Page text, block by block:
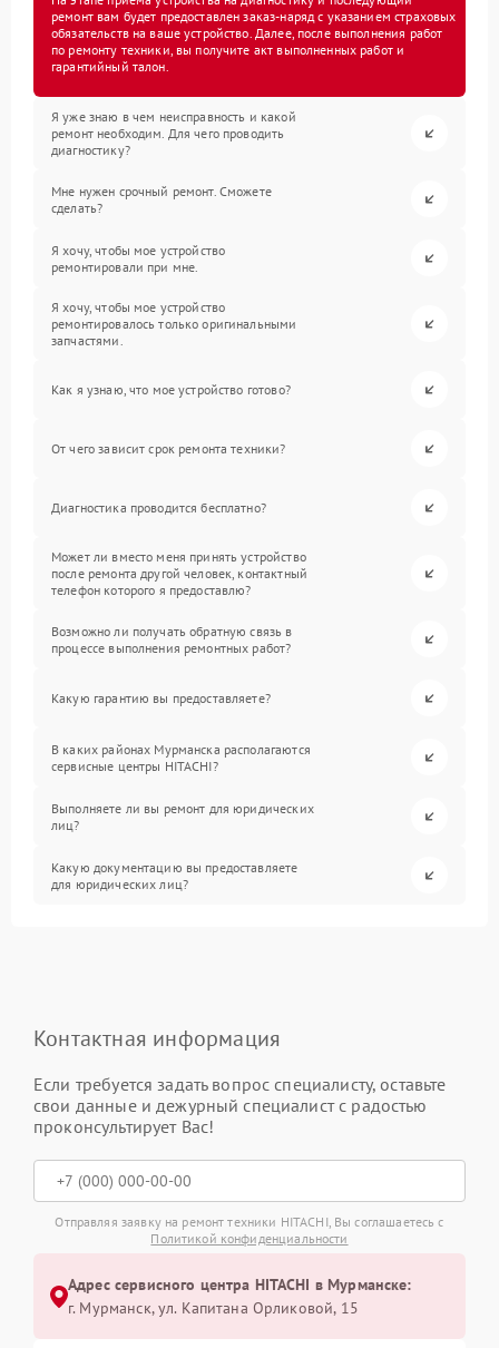
ремонт вам будет предоставлен заказ-наряд с указанием страховых
обязательств на ваше устройство. Далее, после выполнения работ
по ремонту техники, вы получите акт выполненных работ и
гарантийный талон.
Я уже знаю в чем неисправность и какой
ремонт необходим. Для чего проводить
диагностику?
Мне нужен срочный ремонт. Сможете
сделать?
Я хочу, чтобы мое устройство
ремонтировали при мне.
Я хочу, чтобы мое устройство
ремонтировалось только оригинальными
запчастями.
Как я узнаю, что мое устройство готово?
От чего зависит срок ремонта техники?
Диагностика проводится бесплатно?
Может ли вместо меня принять устройство
после ремонта другой человек, контактный
телефон которого я предоставлю?
Возможно ли получать обратную связь в
процессе выполнения ремонтных работ?
Какую гарантию вы предоставляете?
В каких районах Мурманска располагаются
сервисные центры HITACHI?
Выполняете ли вы ремонт для юридических
лиц?
Какую документацию вы предоставляете
для юридических лиц?
Контактная информация
Если требуется задать вопрос специалисту, оставьте
свои данные и дежурный специалист с радостью
проконсультирует Вас!
Отправляя заявку на ремонт техники HITACHI, Вы соглашаетесь с
Политикой конфиденциальности
Адрес сервисного центра HITACHI в Мурманске:
г. Мурманск, ул. Капитана Орликовой, 15